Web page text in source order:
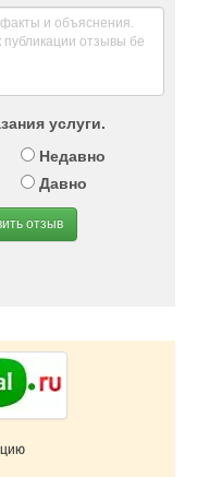
услуги.
Недавно
Давно
отзыв